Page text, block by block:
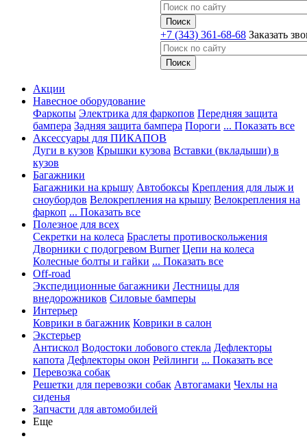
+7 (343) 361-68-68 Заказать
Акции
Навесное оборудование
Фаркопы Электрика для фаркопов Передняя защита
бампера Задняя защита бампера Пороги ... Показать все
Аксессуары для ПИКАПОВ
Дуги в кузов Крышки кузова Вставки (вкладыши) в
кузов
Багажники
Багажники на крышу Автобоксы Крепления для лыж и
сноубордов Велокрепления на крышу Велокрепления на
фаркоп ... Показать все
Полезное для всех
Секретки на колеса Браслеты противоскольжения
Дворники с подогревом Burner Цепи на колеса
Колесные болты и гайки ... Показать все
Off-road
Экспедиционные багажники Лестницы для
внедорожников Силовые бамперы
Интерьер
Коврики в багажник Коврики в салон
Экстерьер
Антискол Водостоки лобового стекла Дефлекторы
капота Дефлекторы окон Рейлинги ... Показать все
Перевозка собак
Решетки для перевозки собак Автогамаки Чехлы на
сиденья
Запчасти для автомобилей
Еще